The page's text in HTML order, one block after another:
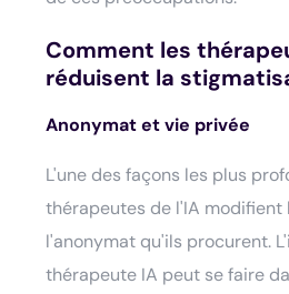
Comment les
réduisent la
Anonymat et vie privée
L'une des façons les plus
thérapeutes de l'IA
l'anonymat qu'ils procurent.
thérapeute IA peut se faire